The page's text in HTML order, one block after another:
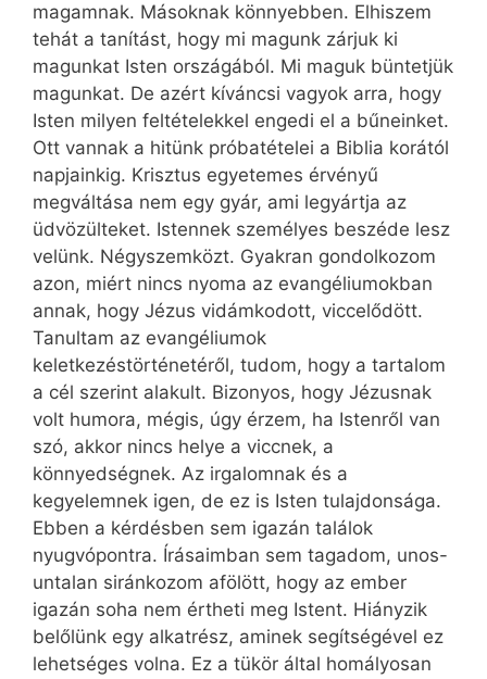
magamnak. Másoknak könnyebben. Elhiszem
tehát a tanítást, hogy mi magunk zárjuk ki
magunkat Isten országából. Mi maguk büntetjük
magunkat. De azért kíváncsi vagyok arra, hogy
Isten milyen feltételekkel engedi el a bűneinket.
Ott vannak a hitünk próbatételei a Biblia korától
napjainkig. Krisztus egyetemes érvényű
megváltása nem egy gyár, ami legyártja az
üdvözülteket. Istennek személyes beszéde lesz
velünk. Négyszemközt. Gyakran gondolkozom
azon, miért nincs nyoma az evangéliumokban
annak, hogy Jézus vidámkodott, viccelődött.
Tanultam az evangéliumok
keletkezéstörténetéről, tudom, hogy a tartalom
a cél szerint alakult. Bizonyos, hogy Jézusnak
volt humora, mégis, úgy érzem, ha Istenről van
szó, akkor nincs helye a viccnek, a
könnyedségnek. Az irgalomnak és a
kegyelemnek igen, de ez is Isten tulajdonsága.
Ebben a kérdésben sem igazán találok
nyugvópontra. Írásaimban sem tagadom, unos-
untalan siránkozom afölött, hogy az ember
igazán soha nem értheti meg Istent. Hiányzik
belőlünk egy alkatrész, aminek segítségével ez
lehetséges volna. Ez a tükör által homályosan